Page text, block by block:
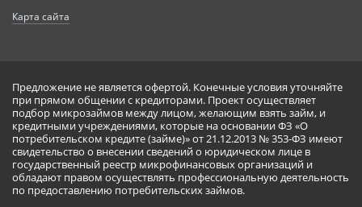
Карта сайта
Предложение не является офертой. Конечные условия уточняйте
при прямом общении с кредиторами. Проект осуществляет
подбор микрозаймов между лицом, желающим взять займ, и
кредитными учреждениями, которые на основании ФЗ «О
потребительском кредите (займе)» от 21.12.2013 № 353-ФЗ имеют
свидетельство о внесении сведений о юридическом лице в
государственный реестр микрофинансовых организаций и
обладают правом осуществлять профессиональную деятельность
по предоставлению потребительских займов.